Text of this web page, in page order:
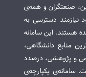
صنعتگران و همه‌ی
نیازمند دسترسی به
هستند. این سامانه
منابع دانشگاهی،
و پژوهشی، درصدد
سامانه‌ی یکپارچه‌ی